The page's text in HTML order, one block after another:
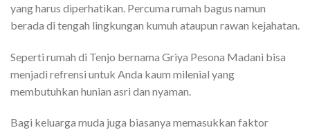
yang harus diperhatikan. Percuma rumah bagus namun
berada di tengah lingkungan kumuh ataupun rawan kejahatan.
Seperti rumah di Tenjo bernama Griya Pesona Madani bisa
menjadi refrensi untuk Anda kaum milenial yang
membutuhkan hunian asri dan nyaman.
Bagi keluarga muda juga biasanya memasukkan faktor